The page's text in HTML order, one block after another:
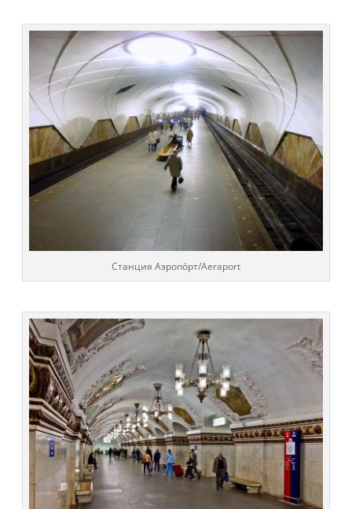
Cтанция Аэропо́рт/Aeraport